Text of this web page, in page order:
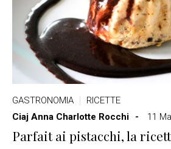
GASTRONOMIA
RICETTE
Ciaj Anna Charlotte Rocchi
11
Parfait ai pistacchi, la